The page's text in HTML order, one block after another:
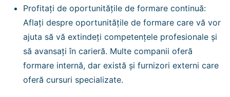
Profitați de oportunitățile de formare continuă:
Aflați despre oportunitățile de formare care vă vor
ajuta să vă extindeți competențele profesionale și
să avansați în carieră. Multe companii oferă
formare internă, dar există și furnizori externi care
oferă cursuri specializate.